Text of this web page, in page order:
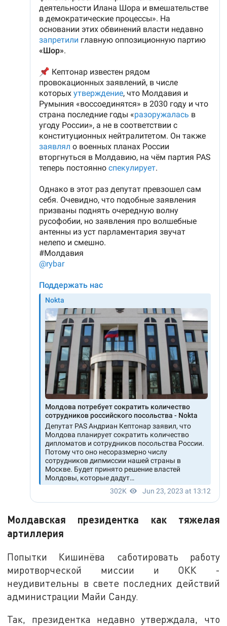
Молдавская президентка как тяжелая
артиллерия
Попытки Кишинёва саботировать работу
миротворческой миссии и ОКК -
неудивительны в свете последних действий
администрации Майи Санду.
Так, президентка недавно утверждала, что